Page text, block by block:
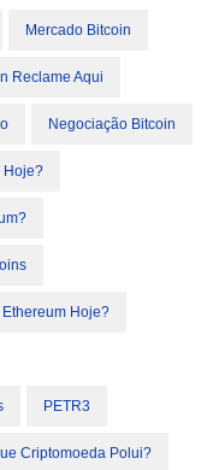
Mercado Bitcoin
Reclame Aqui
Negociação Bitcoin
Hoje?
Hoje?
PETR3
Criptomoeda Polui?